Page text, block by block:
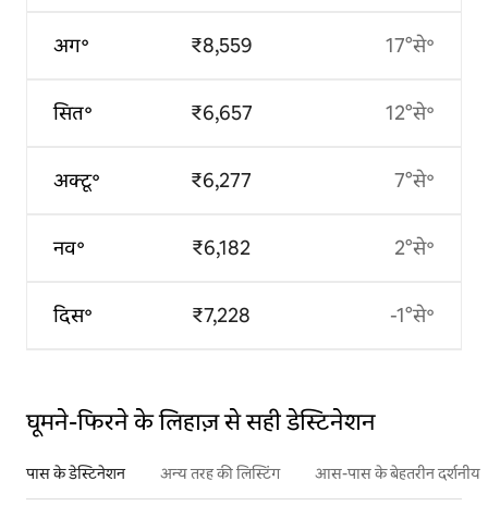
अग॰
सित॰
अक्टू॰
नव॰
दिस॰
₹8,559
₹6,657
₹6,277
₹6,182
₹7,228
17°से॰
12°से॰
7°से॰
2°से॰
-1°से॰
घूमने-फिरने के लिहाज़ से सही डेस्टिनेशन
पास के डेस्टिनेशन अन्य तरह की लिस्टिंग आस-पास के बेहतरीन दर्शनीय